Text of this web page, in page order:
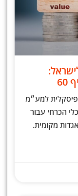
למע״מ
כלי הכרחי עבור
מקומית.